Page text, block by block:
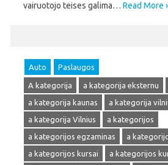
vairuotojo teises galima… Read More
Auto Paslaugos
A kategorija a kategorija eksternu
a kategorija kaunas
a kategorija
a kategorija Vilnius
a kategorijos
a kategorijos egzaminas
a
a kategorijos kursai
a kategorijos